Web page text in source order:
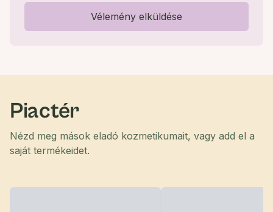
Vélemény elküldése
Piactér
Nézd meg mások eladó kozmetikumait, vagy add el a
saját termékeidet.